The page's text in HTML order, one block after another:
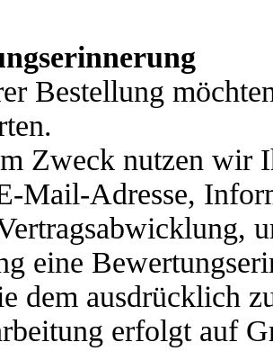
Bestellung
Zweck nutzen wir
Mail-Adresse,
eine
dem ausdrücklich
erfolgt auf